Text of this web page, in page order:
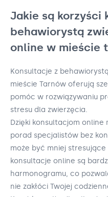
Jakie są korzyści
behawiorystą
online w mieście
Konsultacje z
mieście Tarnów oferują
pomóc w rozwiązywaniu
stresu dla zwierzęcia.
Dzięki konsultacjom online
porad specjalistów bez
może być mniej
konsultacje online są
harmonogramu, co
nie zakłóci Twojej